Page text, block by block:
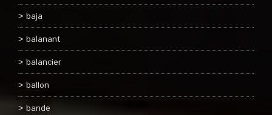
baja
balanant
balancier
ballon
bande